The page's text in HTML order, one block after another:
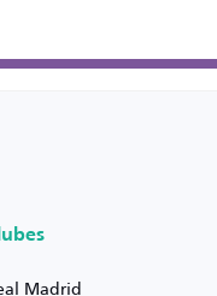
Madrid